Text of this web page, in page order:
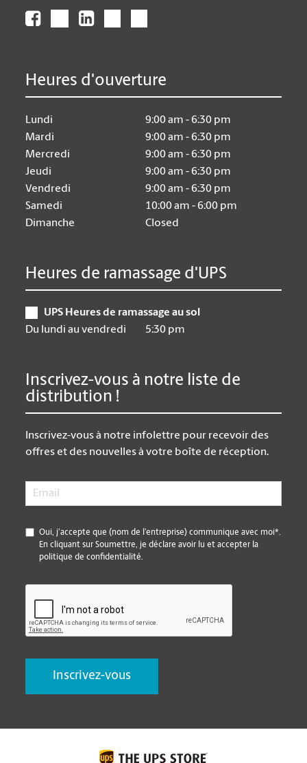
Heures d'ouverture
Lundi
9:00 am - 6:30 pm
Mardi
9:00 am - 6:30 pm
Mercredi
9:00 am - 6:30 pm
Jeudi
9:00 am - 6:30 pm
Vendredi
9:00 am - 6:30 pm
Samedi
10:00 am - 6:00 pm
Dimanche
Closed
Heures de ramassage d'UPS
UPS Heures de ramassage au sol
Du lundi au vendredi
5:30 pm
Inscrivez-vous à notre liste de
distribution !
Inscrivez-vous à notre infolettre pour recevoir des
offres et des nouvelles à votre boîte de réception.
Email
*
Oui, j’accepte que (nom de l’entreprise) communique avec moi*.
En cliquant sur Soumettre, je déclare avoir lu et accepter la
politique de confidentialité.